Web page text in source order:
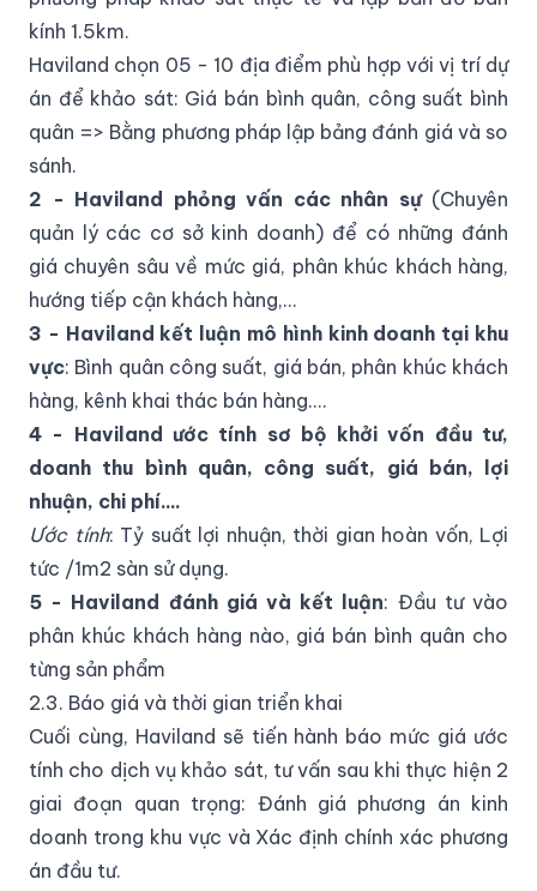
kính 1.5km.
Haviland chọn 05 - 10 địa điểm phù hợp với vị trí dự
án để khảo sát: Giá bán bình quân, công suất bình
quân => Bằng phương pháp lập bảng đánh giá và so
sánh.
2 - Haviland phỏng vấn các nhân sự(Chuyên
quản lý các cơ sở kinh doanh) để có những đánh
giá chuyên sâu về mức giá, phân khúc khách hàng,
hướng tiếp cận khách hàng,...
3 - Haviland kết luận mô hình kinh doanh tại khu
vực: Bình quân công suất, giá bán, phân khúc khách
hàng, kênh khai thác bán hàng....
4 - Haviland ước tính sơ bộ khởi vốn đầu tư,
doanh thu bình quân, công suất, giá bán, lợi
nhuận, chi phí....
Ước tính: Tỷ suất lợi nhuận, thời gian hoàn vốn, Lợi
tức /1m2 sàn sử dụng.
5 - Haviland đánh giá và kết luận: Đầu tư vào
phân khúc khách hàng nào, giá bán bình quân cho
từng sản phẩm
2.3. Báo giá và thời gian triển khai
Cuối cùng, Haviland sẽ tiến hành báo mức giá ước
tính cho dịch vụ khảo sát, tư vấn sau khi thực hiện 2
giai đoạn quan trọng: Đánh giá phương án kinh
doanh trong khu vực và Xác định chính xác phương
án đầu tư.